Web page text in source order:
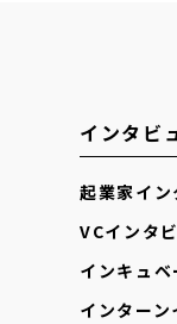
インタビ
起業家イン
VCインタ
インキュ
インターン